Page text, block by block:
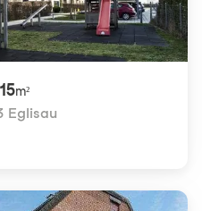
15m²
Eglisau